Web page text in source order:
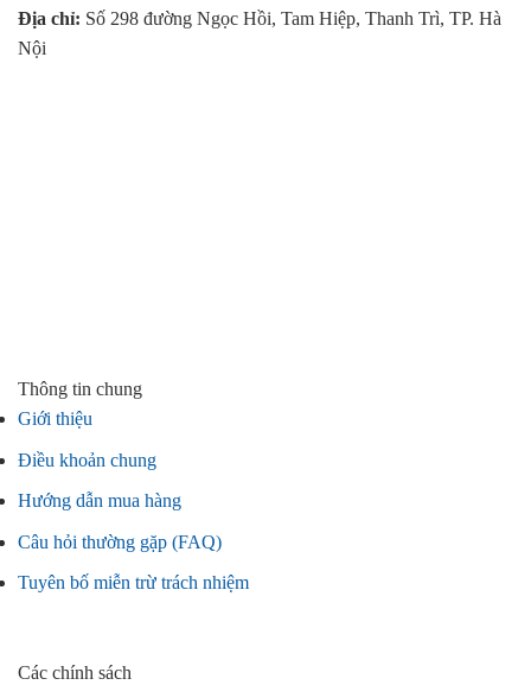
Địa chỉ: Số 298 đường Ngọc Hồi, Tam Hiệp, Thanh Trì, TP. Hà
Nội
Thông tin chung
Giới thiệu
Điều khoản chung
Hướng dẫn mua hàng
Câu hỏi thường gặp (FAQ)
Tuyên bố miễn trừ trách nhiệm
Các chính sách